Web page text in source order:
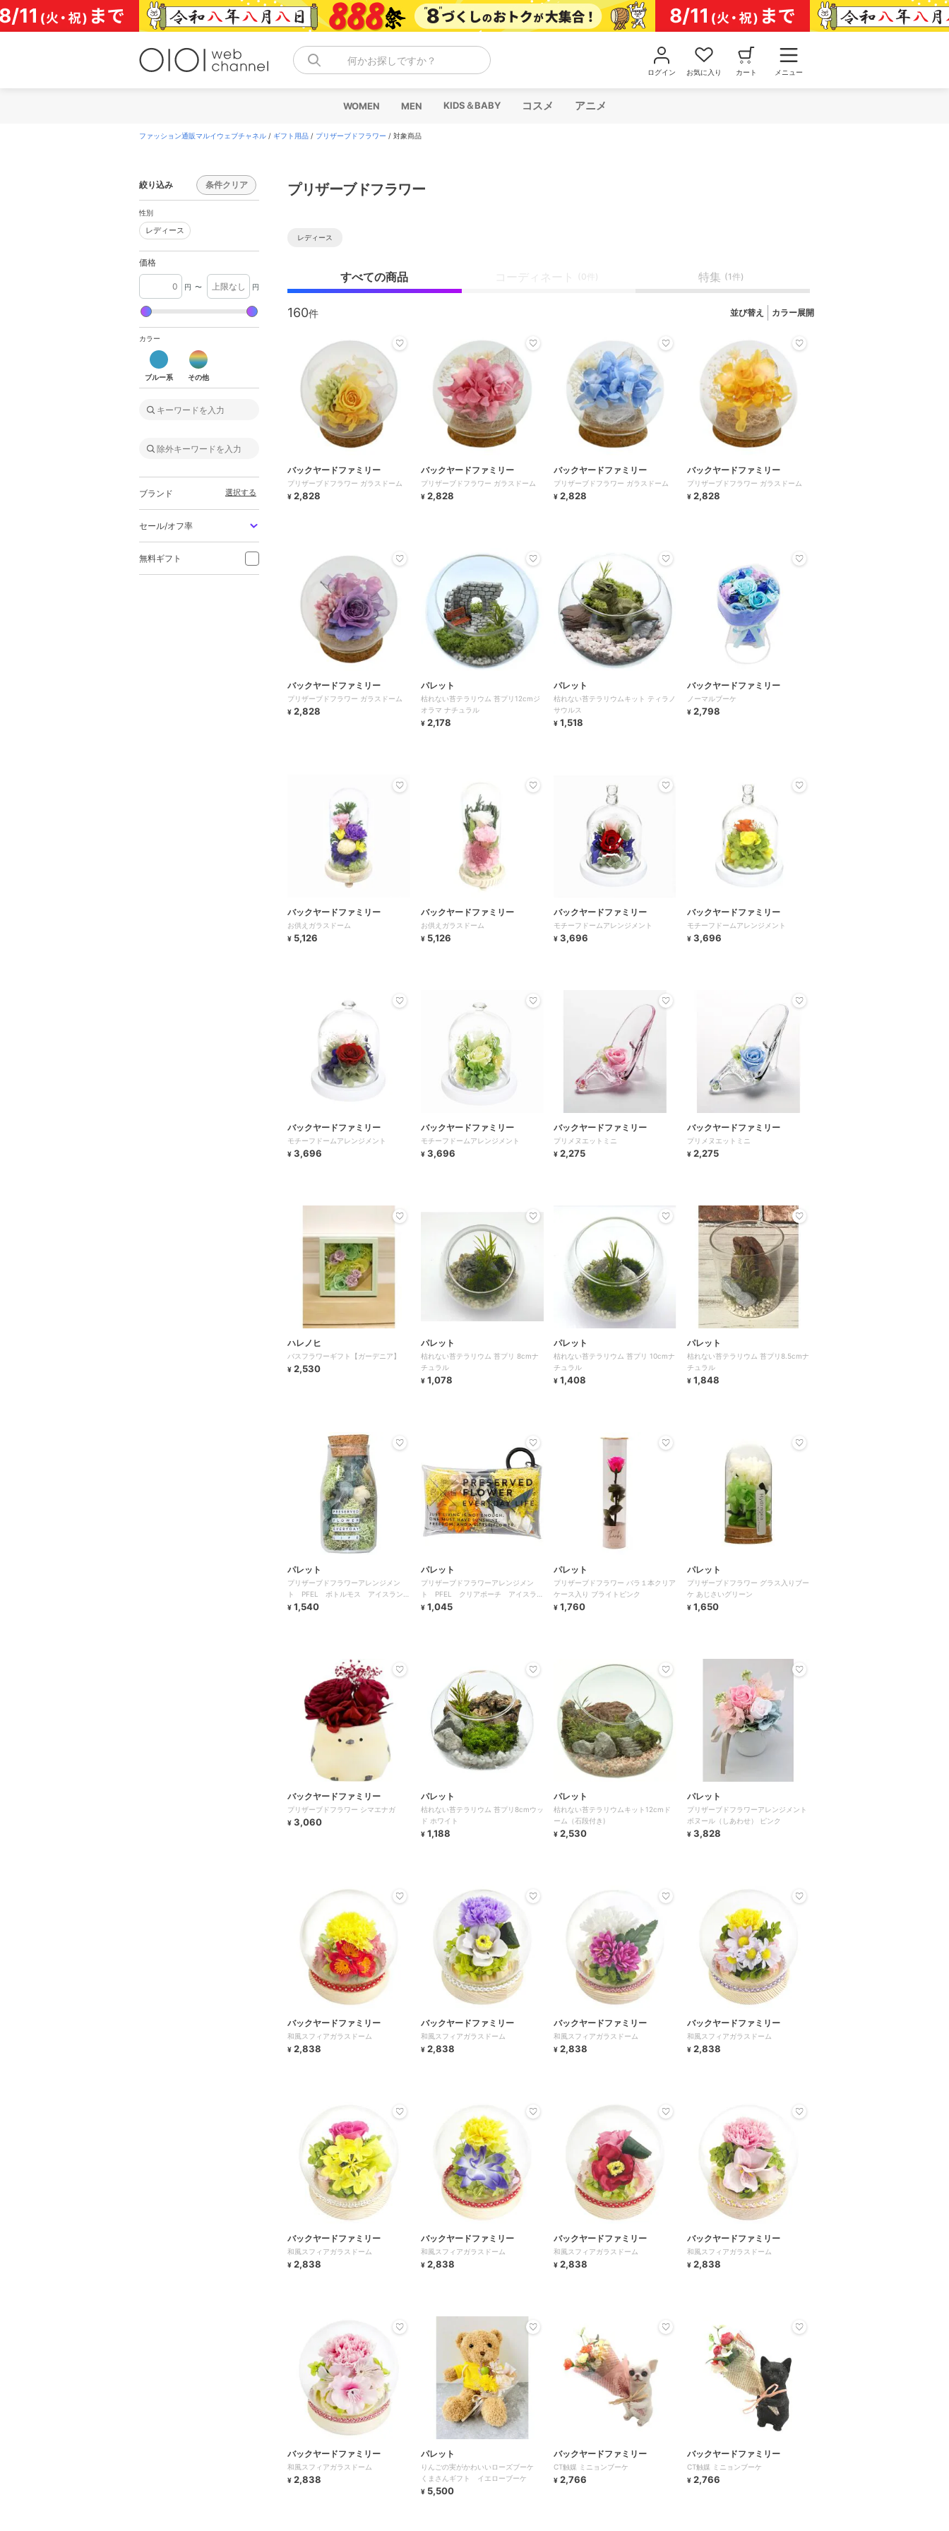
コ
ン
テ
何かお探しですか？
ログイン お気に入り カート メニュー
WOMEN MEN KIDS＆BABY コスメ アニメ
ファッション通販マルイウェブチャネル / ギフト用品 / プリザーブドフラワー / 対象商品
絞り込み 条件クリア
性別
レディース
レディース
価格
円 〜 円
カラー
ブルー系
ブルー系
その他
その他
ブランド 選択する
セール/オフ率
無料ギフト
プリザーブドフラワー
レディース
すべての商品 コーディネート (0件) 特集 (1件)
160 並び替え カラー展開
バックヤードファミリー
プリザーブドフラワー ガラスドーム
¥ 2,828
バックヤードファミリー
プリザーブドフラワー ガラスドーム
¥ 2,828
バックヤードファミリー
プリザーブドフラワー ガラスドーム
¥ 2,828
バックヤードファミリー
プリザーブドフラワー ガラスドーム
¥ 2,828
バックヤードファミリー
プリザーブドフラワー ガラスドーム
¥ 2,828
パレット
枯れない苔テラリウム 苔プリ12cmジ
オラマ ナチュラル
¥ 2,178
パレット
枯れない苔テラリウムキット ティラノ
サウルス
¥ 1,518
バックヤードファミリー
ノーマルブーケ
¥ 2,798
バックヤードファミリー
お供えガラスドーム
¥ 5,126
バックヤードファミリー
お供えガラスドーム
¥ 5,126
バックヤードファミリー
モチーフドームアレンジメント
¥ 3,696
バックヤードファミリー
モチーフドームアレンジメント
¥ 3,696
バックヤードファミリー
モチーフドームアレンジメント
¥ 3,696
バックヤードファミリー
モチーフドームアレンジメント
¥ 3,696
バックヤードファミリー
プリメヌエットミニ
¥ 2,275
バックヤードファミリー
プリメヌエットミニ
¥ 2,275
ハレノヒ
バスフラワーギフト【ガーデニア】
¥ 2,530
パレット
枯れない苔テラリウム 苔プリ 8cmナ
チュラル
¥ 1,078
パレット
枯れない苔テラリウム 苔プリ 10cmナ
チュラル
¥ 1,408
パレット
枯れない苔テラリウム 苔プリ8.5cmナ
チュラル
¥ 1,848
パレット
プリザーブドフラワーアレンジメン
ト PFEL ボトルモス アイスランド
モス モスグリーン
¥ 1,540
パレット
プリザーブドフラワーアレンジメン
ト PFEL クリアポーチ アイスラン
ドモスマスタード
¥ 1,045
パレット
プリザーブドフラワー バラ１本クリア
ケース入り ブライトピンク
¥ 1,760
パレット
プリザーブドフラワー グラス入りブー
ケ あじさいグリーン
¥ 1,650
バックヤードファミリー
プリザーブドフラワー シマエナガ
¥ 3,060
パレット
枯れない苔テラリウム 苔プリ8cmウッ
ド ホワイト
¥ 1,188
パレット
枯れない苔テラリウムキット12cmド
ーム（石段付き)
¥ 2,530
パレット
プリザーブドフラワーアレンジメント
ボヌール（しあわせ） ピンク
¥ 3,828
バックヤードファミリー
和風スフィアガラスドーム
¥ 2,838
バックヤードファミリー
和風スフィアガラスドーム
¥ 2,838
バックヤードファミリー
和風スフィアガラスドーム
¥ 2,838
バックヤードファミリー
和風スフィアガラスドーム
¥ 2,838
バックヤードファミリー
和風スフィアガラスドーム
¥ 2,838
バックヤードファミリー
和風スフィアガラスドーム
¥ 2,838
バックヤードファミリー
和風スフィアガラスドーム
¥ 2,838
バックヤードファミリー
和風スフィアガラスドーム
¥ 2,838
バックヤードファミリー
和風スフィアガラスドーム
¥ 2,838
パレット
りんごの実がかわいいローズブーケ
くまさんギフト イエローブーケ
¥ 5,500
バックヤードファミリー
CT触媒 ミニョンブーケ
¥ 2,766
バックヤードファミリー
CT触媒 ミニョンブーケ
¥ 2,766